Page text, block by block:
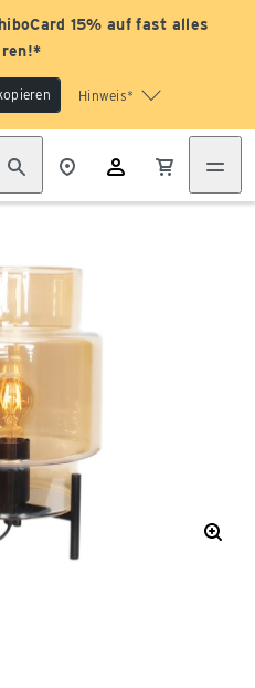
15% auf fast alles
Hinweis*